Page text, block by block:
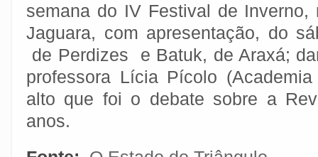
semana do IV Festival de Inverno,
Jaguara, com apresentação, do
de Perdizes e Batuk, de Araxá;
professora Lícia Pícolo
alto que foi o debate sobre a
anos.